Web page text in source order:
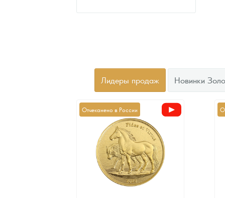
Лидеры продаж Новинки
Отчеканено в России